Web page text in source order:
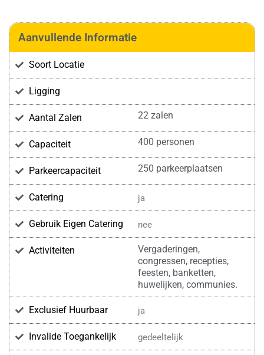
Aanvullende Informatie
Soort Locatie
Ligging
Aantal Zalen 22 zalen
Capaciteit 400 personen
Parkeercapaciteit 250 parkeerplaatsen
Catering ja
Gebruik Eigen Catering nee
Activiteiten
Vergaderingen,
congressen, recepties,
feesten, banketten,
huwelijken, communies.
Exclusief Huurbaar ja
Invalide Toegankelijk gedeeltelijk